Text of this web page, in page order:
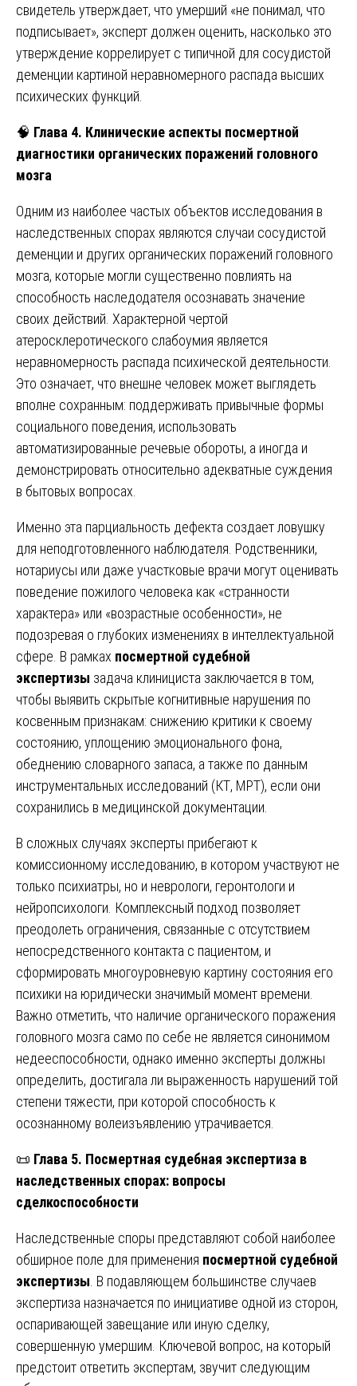
свидетель утверждает, что умерший «не понимал, что
подписывает», эксперт должен оценить, насколько это
утверждение коррелирует с типичной для сосудистой
деменции картиной неравномерного распада высших
психических функций.
🧠 Глава 4. Клинические аспекты посмертной
диагностики органических поражений головного
мозга
Одним из наиболее частых объектов исследования в
наследственных спорах являются случаи сосудистой
деменции и других органических поражений головного
мозга, которые могли существенно повлиять на
способность наследодателя осознавать значение
своих действий. Характерной чертой
атеросклеротического слабоумия является
неравномерность распада психической деятельности.
Это означает, что внешне человек может выглядеть
вполне сохранным: поддерживать привычные формы
социального поведения, использовать
автоматизированные речевые обороты, а иногда и
демонстрировать относительно адекватные суждения
в бытовых вопросах.
Именно эта парциальность дефекта создает ловушку
для неподготовленного наблюдателя. Родственники,
нотариусы или даже участковые врачи могут оценивать
поведение пожилого человека как «странности
характера» или «возрастные особенности», не
подозревая о глубоких изменениях в интеллектуальной
сфере. В рамках посмертной судебной
экспертизы задача клинициста заключается в том,
чтобы выявить скрытые когнитивные нарушения по
косвенным признакам: снижению критики к своему
состоянию, уплощению эмоционального фона,
обеднению словарного запаса, а также по данным
инструментальных исследований (КТ, МРТ), если они
сохранились в медицинской документации.
В сложных случаях эксперты прибегают к
комиссионному исследованию, в котором участвуют не
только психиатры, но и неврологи, геронтологи и
нейропсихологи. Комплексный подход позволяет
преодолеть ограничения, связанные с отсутствием
непосредственного контакта с пациентом, и
сформировать многоуровневую картину состояния его
психики на юридически значимый момент времени.
Важно отметить, что наличие органического поражения
головного мозга само по себе не является синонимом
недееспособности, однако именно эксперты должны
определить, достигала ли выраженность нарушений той
степени тяжести, при которой способность к
осознанному волеизъявлению утрачивается.
📜 Глава 5. Посмертная судебная экспертиза в
наследственных спорах: вопросы
сделкоспособности
Наследственные споры представляют собой наиболее
обширное поле для применения посмертной судебной
экспертизы . В подавляющем большинстве случаев
экспертиза назначается по инициативе одной из сторон,
оспаривающей завещание или иную сделку,
совершенную умершим. Ключевой вопрос, на который
предстоит ответить экспертам, звучит следующим